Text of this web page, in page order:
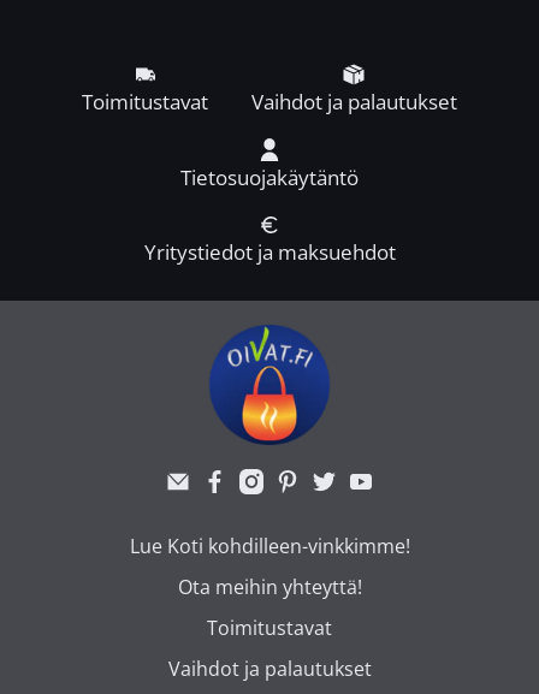
Toimitustavat Vaihdot ja palautukset
Tietosuojakäytäntö
Yritystiedot ja maksuehdot
Lue Koti kohdilleen-vinkkimme!
Ota meihin yhteyttä!
Toimitustavat
Vaihdot ja palautukset